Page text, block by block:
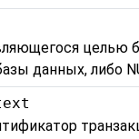
целью
данных, либо